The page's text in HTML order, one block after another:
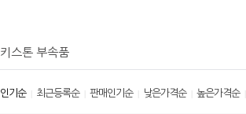
키스톤 부속품
인기순| 최근등록순| 판매인기순| 낮은가격순| 높은가격순|